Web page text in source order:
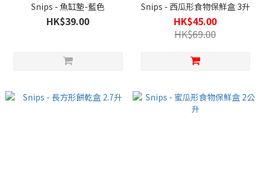
Snips - 魚缸墊-藍色
HK$39.00
Snips - 西瓜形食物保鮮盒 3升
HK$45.00
HK$69.00